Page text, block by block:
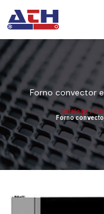
Forno convector
Catálogo /
Forno